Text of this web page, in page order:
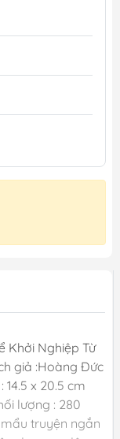
Khởi Nghiệp Từ
giả :Hoàng Đức
14.5 x 20.5 cm
lượng : 280
truyện ngắn